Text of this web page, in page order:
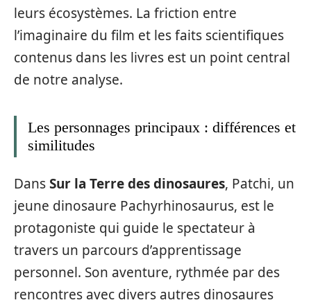
leurs écosystèmes. La friction entre
l’imaginaire du film et les faits scientifiques
contenus dans les livres est un point central
de notre analyse.
Les personnages principaux : différences et
similitudes
DansSur la Terre des dinosaures, Patchi, un
jeune dinosaure Pachyrhinosaurus, est le
protagoniste qui guide le spectateur à
travers un parcours d’apprentissage
personnel. Son aventure, rythmée par des
rencontres avec divers autres dinosaures